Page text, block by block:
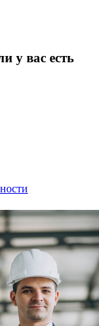
у вас есть